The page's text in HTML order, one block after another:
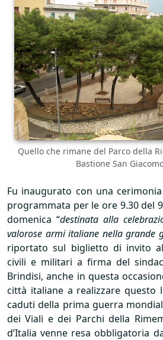
Quello che rimane del Parco della
Bastione San
Fu inaugurato con una
programmata per le ore 9.30 del
domenica “destinata alla
valorose armi italiane nella grande
riportato sul biglietto di invito
civili e militari a firma del
Brindisi, anche in questa
città italiane a realizzare questo
caduti della prima guerra
dei Viali e dei Parchi della
d’Italia venne resa obbligatoria